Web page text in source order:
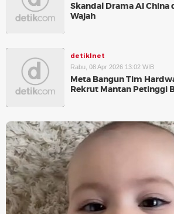
Skandal Drama AI China
Wajah
detikInet
Rabu, 08 Apr 2026 13:02 WIB
Meta Bangun Tim
Rekrut Mantan Petinggi